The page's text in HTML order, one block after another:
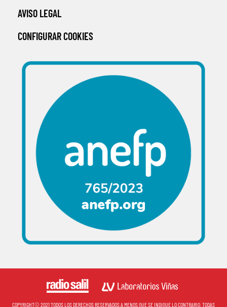
AVISO LEGAL
CONFIGURAR COOKIES
COPYRIGHT© 2021 TODOS LOS DERECHOS RESERVADOS A MENOS QUE SE INDIQUE LO CONTRARIO. TODAS